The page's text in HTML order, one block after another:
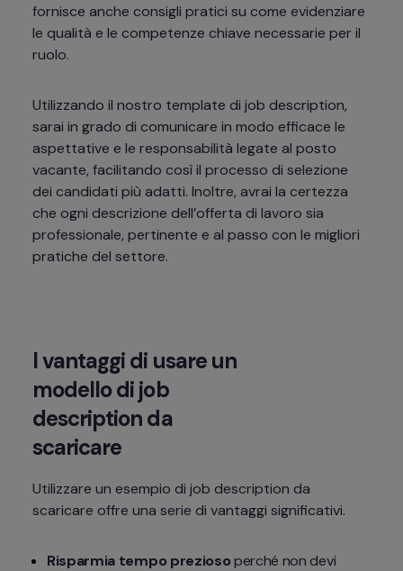
fornisce anche consigli pratici su come evidenziare
le qualità e le competenze chiave necessarie per il
ruolo.
Utilizzando il nostro template di job description,
sarai in grado di comunicare in modo efficace le
aspettative e le responsabilità legate al posto
vacante, facilitando così il processo di selezione
dei candidati più adatti. Inoltre, avrai la certezza
che ogni descrizione dell’offerta di lavoro sia
professionale, pertinente e al passo con le migliori
pratiche del settore.
I vantaggi di usare un
modello di job
description da
scaricare
Utilizzare un esempio di job description da
scaricare offre una serie di vantaggi significativi.
Risparmia tempo prezioso perché non devi